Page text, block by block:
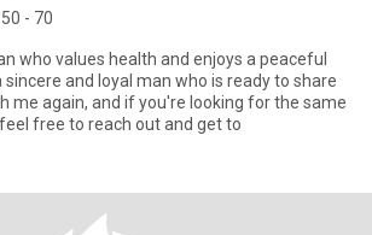
- 70
who values health and enjoys a peaceful
and loyal man who is ready to share
me again, and if you're looking for the same
free to reach out and get to